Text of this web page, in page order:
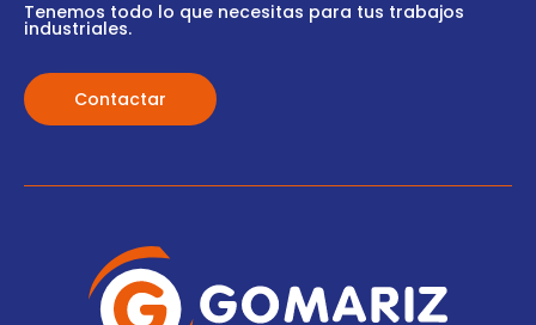
Tenemos todo lo que necesitas para tus trabajos
industriales.
Contactar